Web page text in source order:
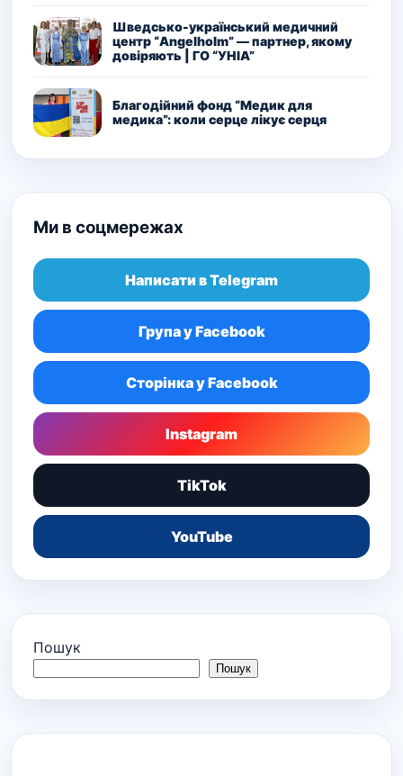
Шведсько-український медичний
центр “Angelholm” — партнер, якому
довіряють | ГО “УНІА”
Благодійний фонд “Медик для
медика”: коли серце лікує серця
Ми в соцмережах
Написати в Telegram
Група у Facebook
Сторінка у Facebook
Instagram
TikTok
YouTube
Пошук
Пошук